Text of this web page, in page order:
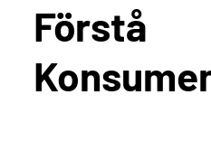
Förstå